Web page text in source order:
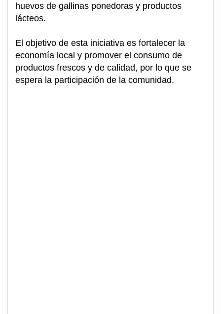
huevos de gallinas ponedoras y productos
lácteos.
El objetivo de esta iniciativa es fortalecer la
economía local y promover el consumo de
productos frescos y de calidad, por lo que se
espera la participación de la comunidad.